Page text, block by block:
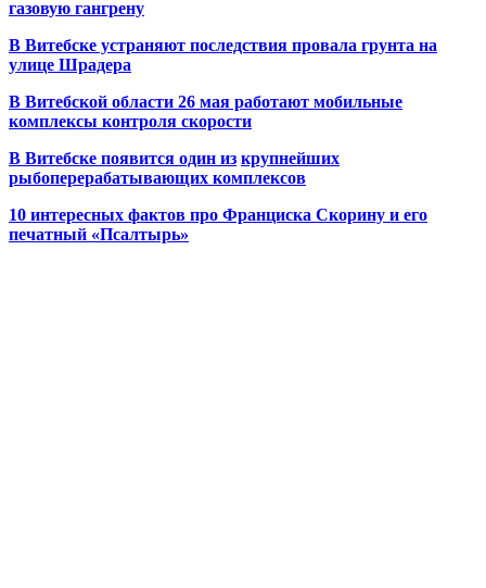
газовую гангрену
В Витебске устраняют последствия провала грунта на
улице Шрадера
В Витебской области 26 мая работают мобильные
комплексы контроля скорости
В Витебске появится один из крупнейших
рыбоперерабатывающих комплексов
10 интересных фактов про Франциска Скорину и его
печатный «Псалтырь»